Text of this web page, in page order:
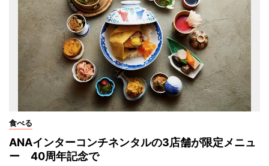
食べる
ANAインターコンチネンタルの3店舗が限定メニュ
ー 40周年記念で